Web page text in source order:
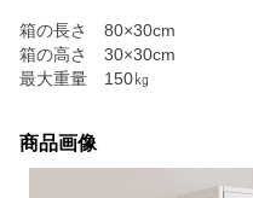
箱の長さ 80×30cm
箱の高さ 30×30cm
最大重量 150㎏
商品画像